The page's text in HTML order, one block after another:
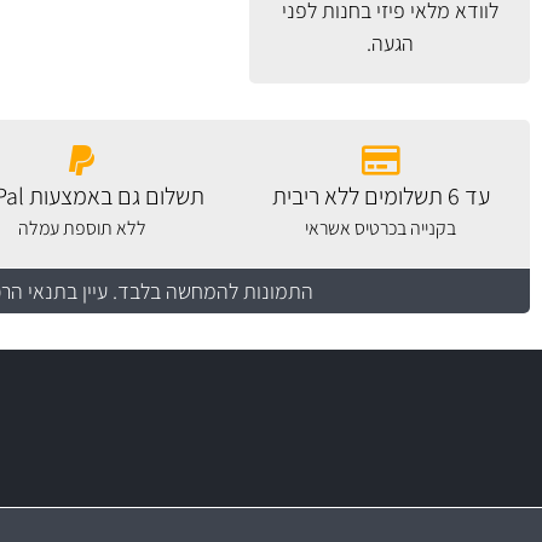
לוודא מלאי פיזי בחנות לפני
הגעה.
עד 6 תשלומים ללא ריבית
בקנייה בכרטיס אשראי
תשלום גם באמצעות PayPal
ללא תוספת עמלה
התמונות להמחשה בלבד. עיין בתנאי
משלוח מהיר